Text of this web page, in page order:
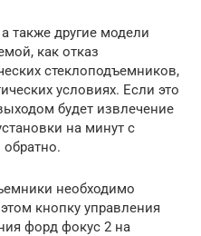
также другие модели
как отказ
стеклоподъемников,
условиях. Если это
будет извлечение
на минут с
необходимо
кнопку управления
форд фокус 2 на